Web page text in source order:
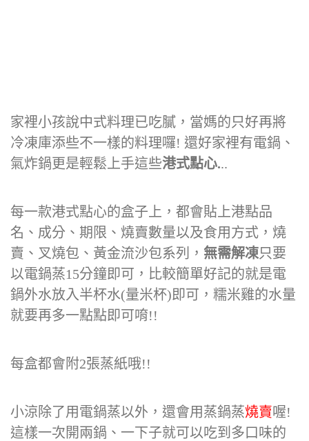
家裡小孩說中式料理已吃膩，當媽的只好再將
冷凍庫添些不一樣的料理囉! 還好家裡有電鍋、
氣炸鍋更是輕鬆上手這些港式點心...
每一款港式點心的盒子上，都會貼上港點品
名、成分、期限、燒賣數量以及食用方式，燒
賣、叉燒包、黃金流沙包系列， 無需解凍只要
以電鍋蒸15分鐘即可，比較簡單好記的就是電
鍋外水放入半杯水(量米杯)即可，糯米雞的水量
就要再多一點點即可唷!!
每盒都會附2張蒸紙哦!!
小涼除了用電鍋蒸以外，還會用蒸鍋蒸燒賣喔!
這樣一次開兩鍋、一下子就可以吃到多口味的